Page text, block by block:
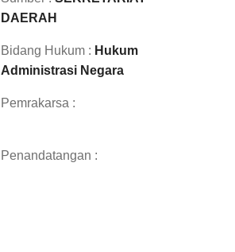
DAERAH
Bidang Hukum : Hukum
Administrasi Negara
Pemrakarsa :
Penandatangan :